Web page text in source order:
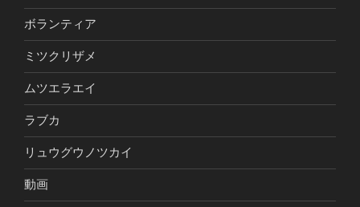
ボランティア
ミツクリザメ
ムツエラエイ
ラブカ
リュウグウノツカイ
動画